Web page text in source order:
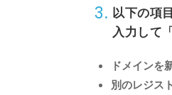
3. 以下の項
入力して
ドメインを
別のレジス